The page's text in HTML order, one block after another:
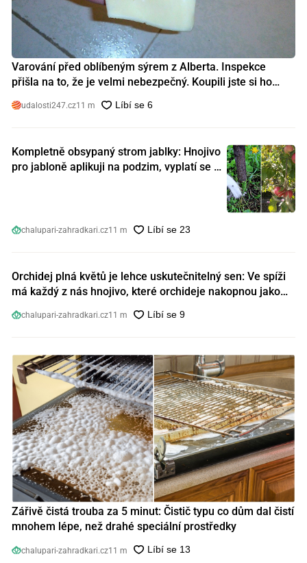
Varování před oblíbeným sýrem z Alberta. Inspekce
přišla na to, že je velmi nebezpečný. Koupili jste si ho
udalosti247.cz11 m
Kompletně obsypaný strom jablky: Hnojivo
pro jabloně aplikuji na podzim, vyplatí se s
chalupari-zahradkari.cz11 m
Orchidej plná květů je lehce uskutečnitelný sen: Ve spíži
má každý z nás hnojivo, které orchideje nakopnou jako
chalupari-zahradkari.cz11 m
Zářivě čistá trouba za 5 minut: Čistič typu co dům dal čistí
mnohem lépe, než drahé speciální prostředky
chalupari-zahradkari.cz11 m